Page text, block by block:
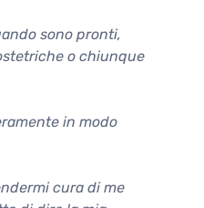
sono pronti,
o chiunque
in modo
cura di me